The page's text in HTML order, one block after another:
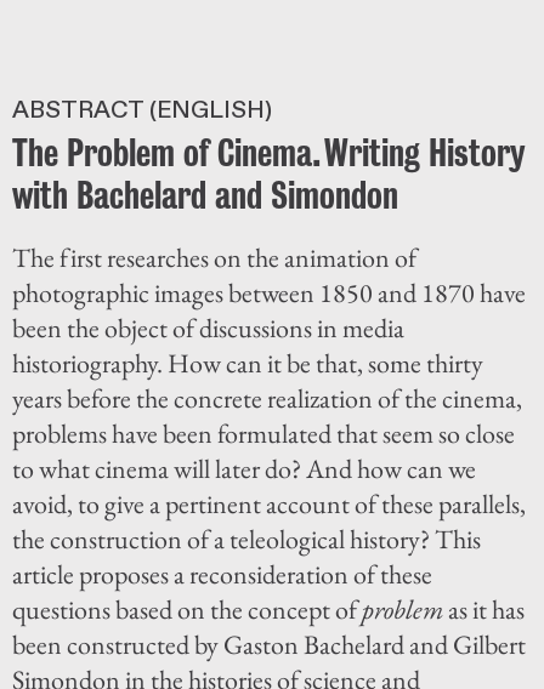
ABSTRACT (ENGLISH)
The Problem of Cinema. Writing History
with Bachelard and Simondon
The first researches on the animation of
photographic images between 1850 and 1870 have
been the object of discussions in media
historiography. How can it be that, some thirty
years before the concrete realization of the cinema,
problems have been formulated that seem so close
to what cinema will later do? And how can we
avoid, to give a pertinent account of these parallels,
the construction of a teleological history? This
article proposes a reconsideration of these
questions based on the concept ofproblemas it has
been constructed by Gaston Bachelard and Gilbert
Simondon in the histories of science and